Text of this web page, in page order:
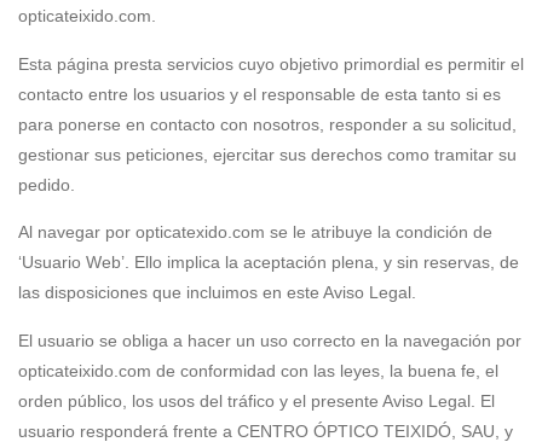
opticateixido.com.
Esta página presta servicios cuyo objetivo primordial es permitir el
contacto entre los usuarios y el responsable de esta tanto si es
para ponerse en contacto con nosotros, responder a su solicitud,
gestionar sus peticiones, ejercitar sus derechos como tramitar su
pedido.
Al navegar por opticatexido.com se le atribuye la condición de
‘Usuario Web’. Ello implica la aceptación plena, y sin reservas, de
las disposiciones que incluimos en este Aviso Legal.
El usuario se obliga a hacer un uso correcto en la navegación por
opticateixido.com de conformidad con las leyes, la buena fe, el
orden público, los usos del tráfico y el presente Aviso Legal. El
usuario responderá frente a CENTRO ÓPTICO TEIXIDÓ, SAU, y